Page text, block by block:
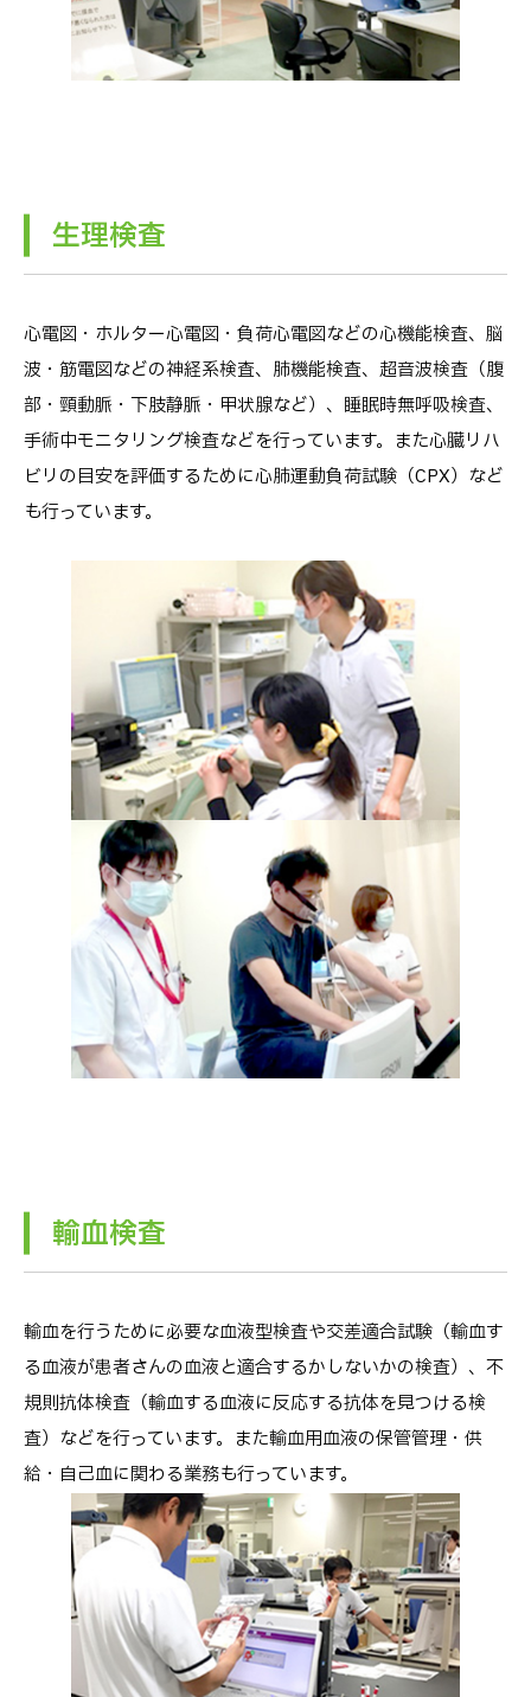
生理検査
心電図・ホルター心電図・負荷心電図などの心機能検査、脳
波・筋電図などの神経系検査、肺機能検査、超音波検査（腹
部・頸動脈・下肢静脈・甲状腺など）、睡眠時無呼吸検査、
手術中モニタリング検査などを行っています。また心臓リハ
ビリの目安を評価するために心肺運動負荷試験（CPX）など
も行っています。
輸血検査
輸血を行うために必要な血液型検査や交差適合試験（輸血す
る血液が患者さんの血液と適合するかしないかの検査）、不
規則抗体検査（輸血する血液に反応する抗体を見つける検
査）などを行っています。また輸血用血液の保管管理・供
給・自己血に関わる業務も行っています。